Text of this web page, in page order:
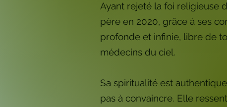
Ayant rejeté la foi religieuse
père en 2020, grâce à ses
profonde et infinie, libre de
médecins du ciel.
Sa spiritualité est
pas à convaincre. Elle